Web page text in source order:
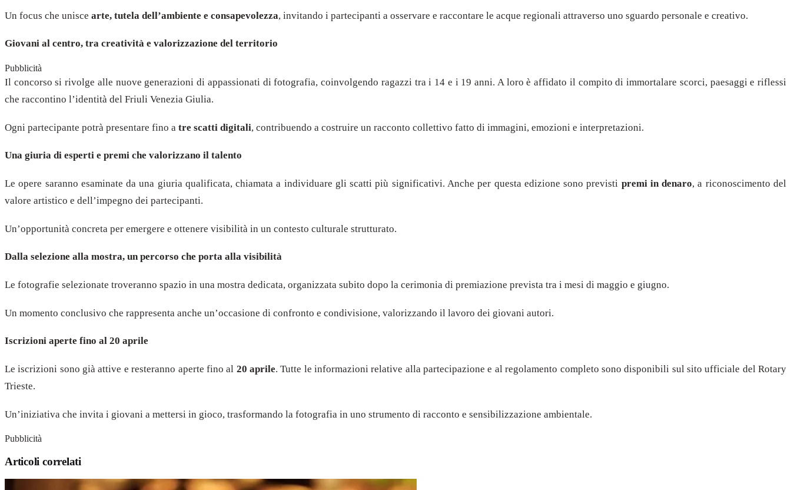
Un focus che unisce arte, tutela dell’ambiente e consapevolezza, invitando i partecipanti a osservare e raccontare le acque regionali attraverso uno sguardo personale e creativo.
Giovani al centro, tra creatività e valorizzazione del territorio
Pubblicità
Il concorso si rivolge alle nuove generazioni di appassionati di fotografia, coinvolgendo ragazzi tra i 14 e i 19 anni. A loro è affidato il compito di immortalare scorci, paesaggi e riflessi
che raccontino l’identità del Friuli Venezia Giulia.
Ogni partecipante potrà presentare fino a tre scatti digitali, contribuendo a costruire un racconto collettivo fatto di immagini, emozioni e interpretazioni.
Una giuria di esperti e premi che valorizzano il talento
Le opere saranno esaminate da una giuria qualificata, chiamata a individuare gli scatti più significativi. Anche per questa edizione sono previsti premi in denaro, a riconoscimento del
valore artistico e dell’impegno dei partecipanti.
Un’opportunità concreta per emergere e ottenere visibilità in un contesto culturale strutturato.
Dalla selezione alla mostra, un percorso che porta alla visibilità
Le fotografie selezionate troveranno spazio in una mostra dedicata, organizzata subito dopo la cerimonia di premiazione prevista tra i mesi di maggio e giugno.
Un momento conclusivo che rappresenta anche un’occasione di confronto e condivisione, valorizzando il lavoro dei giovani autori.
Iscrizioni aperte fino al 20 aprile
Le iscrizioni sono già attive e resteranno aperte fino al 20 aprile. Tutte le informazioni relative alla partecipazione e al regolamento completo sono disponibili sul sito ufficiale del Rotary
Trieste.
Un’iniziativa che invita i giovani a mettersi in gioco, trasformando la fotografia in uno strumento di racconto e sensibilizzazione ambientale.
Pubblicità
Articoli correlati